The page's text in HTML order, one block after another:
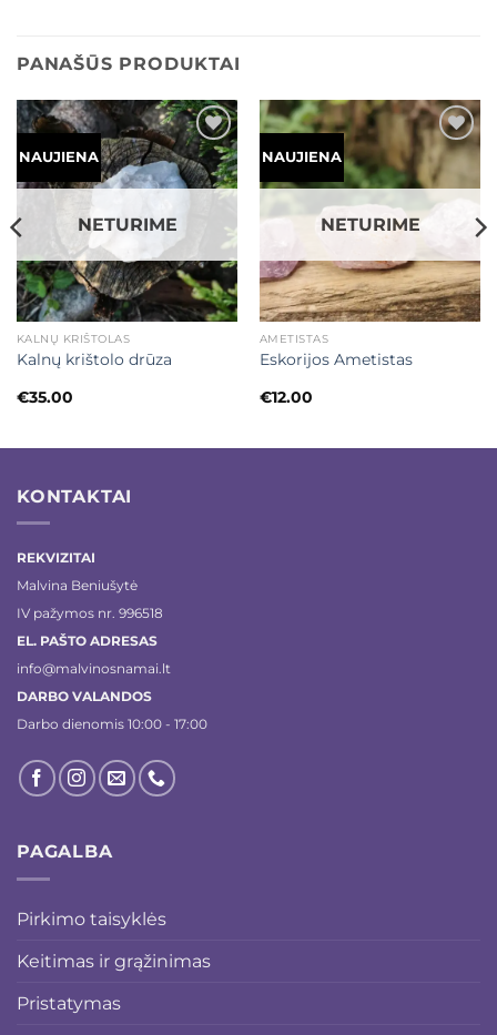
PANAŠŪS PRODUKTAI
NAUJIENA Mėgstamiausias
NETURIME
KALNŲ KRIŠTOLAS
Kalnų krištolo drūza
€35.00
NAUJIENA Mėgstamiausias
NETURIME
AMETISTAS
Eskorijos Ametistas
€12.00
KONTAKTAI
REKVIZITAI
Malvina Beniušytė
IV pažymos nr. 996518
EL. PAŠTO ADRESAS
info@malvinosnamai.lt
DARBO VALANDOS
Darbo dienomis 10:00 - 17:00
PAGALBA
Pirkimo taisyklės
Keitimas ir grąžinimas
Pristatymas